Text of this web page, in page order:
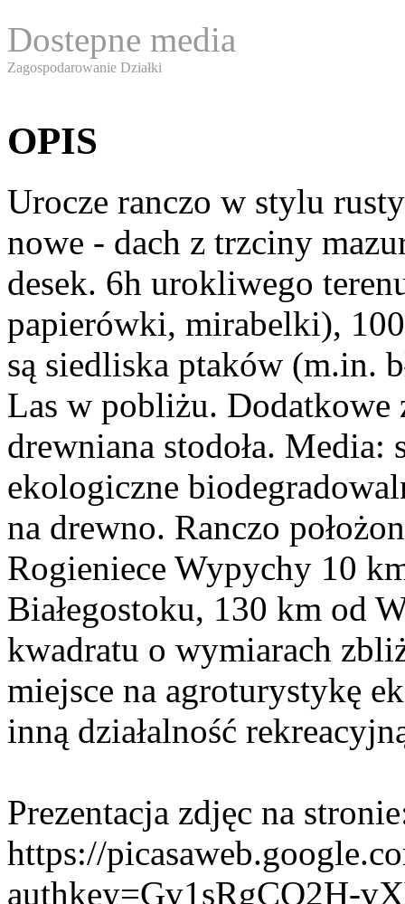
Dostepne media
Zagospodarowanie Działki
OPIS
Urocze ranczo w stylu
nowe - dach z trzciny
desek. 6h urokliwego
papierówki, mirabelki),
są siedliska ptaków (m.in.
Las w pobliżu. Dodatkowe
drewniana stodoła. Media:
ekologiczne
na drewno. Ranczo
Rogieniece Wypychy 10
Białegostoku, 130 km od
kwadratu o wymiarach
miejsce na agroturystykę
inną działalność
Prezentacja zdjęc na
https://
authkey=Gv1sRgCO2H-